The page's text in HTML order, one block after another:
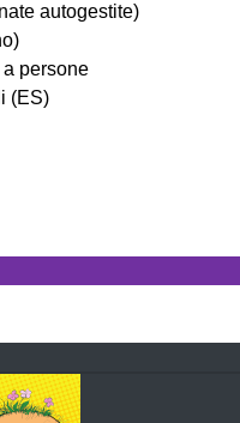
autogestite)
a persone
(ES)